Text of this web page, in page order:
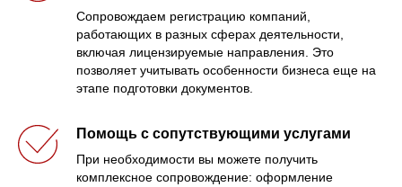
Сопровождаем регистрацию компаний,
работающих в разных сферах деятельности,
включая лицензируемые направления. Это
позволяет учитывать особенности бизнеса еще на
этапе подготовки документов.
Помощь с сопутствующими услугами
При необходимости вы можете получить
комплексное сопровождение: оформление